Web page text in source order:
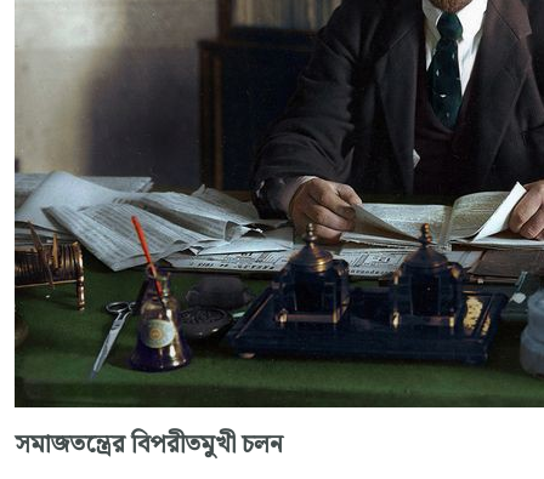
সমাজতন্ত্রের বিপরীতমুখী চলন